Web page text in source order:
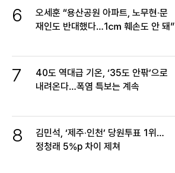
6
오세훈 “용산공원 아파트, 노무현·문
재인도 반대했다…1㎝ 훼손도 안 돼”
7
40도 역대급 기온, ‘35도 안팎’으로
내려온다…폭염 특보는 계속
8
김민석, ‘제주·인천’ 당원투표 1위…
정청래 5%p 차이 제쳐